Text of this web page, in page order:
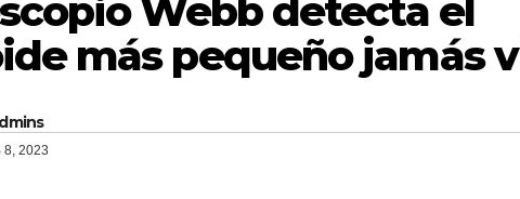
Webb detecta el
más pequeño jamás
8, 2023